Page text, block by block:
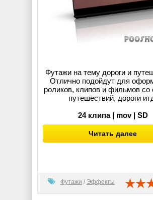
Футажи на тему дороги и
Отлично подойдут для
роликов, клипов и фильмов со
путешествий, дороги
24 клипа | mov | SD
Читать далее
Футажи / Эффекты